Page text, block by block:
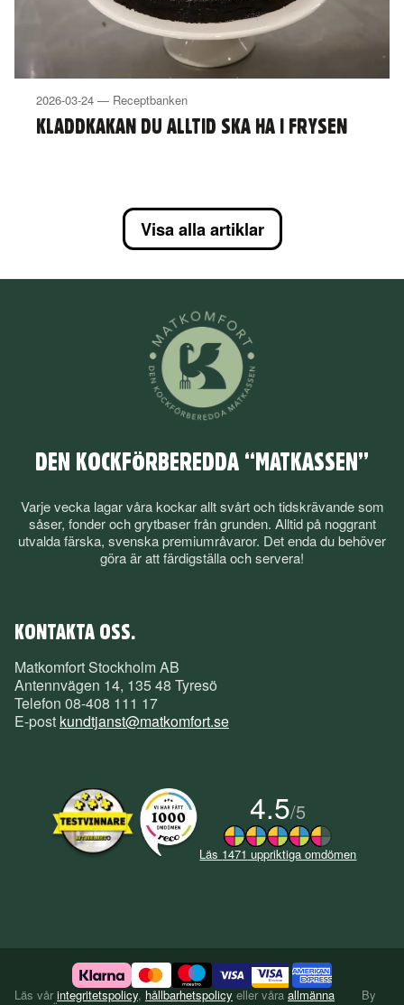
2026-03-24 — Receptbanken
KLADDKAKAN DU ALLTID SKA HA I FRYSEN
Visa alla artiklar
DEN KOCKFÖRBEREDDA “MATKASSEN”
Varje vecka lagar våra kockar allt svårt och tidskrävande som
såser, fonder och grytbaser från grunden. Alltid på noggrant
utvalda färska, svenska premiumråvaror. Det enda du behöver
göra är att färdigställa och servera!
KONTAKTA OSS.
Matkomfort Stockholm AB
Antennvägen 14, 135 48 Tyresö
Telefon 08-408 111 17
E-post kundtjanst@matkomfort.se
4.5/5
Läs 1471 uppriktiga omdömen
Läs vår integritetspolicy, hållbarhetspolicy eller våra allmänna
By